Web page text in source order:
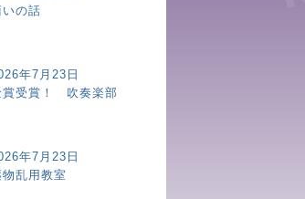
いの話
年7月23日
賞受賞！ 吹奏楽部
年7月23日
物乱用教室